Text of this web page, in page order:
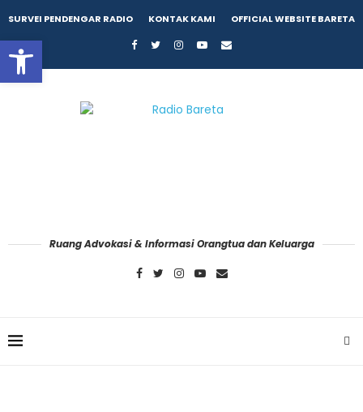
SURVEI PENDENGAR RADIO KONTAK KAMI OFFICIAL WEBSITE BARETA
Ruang Advokasi & Informasi Orangtua dan Keluarga
Open toolbar